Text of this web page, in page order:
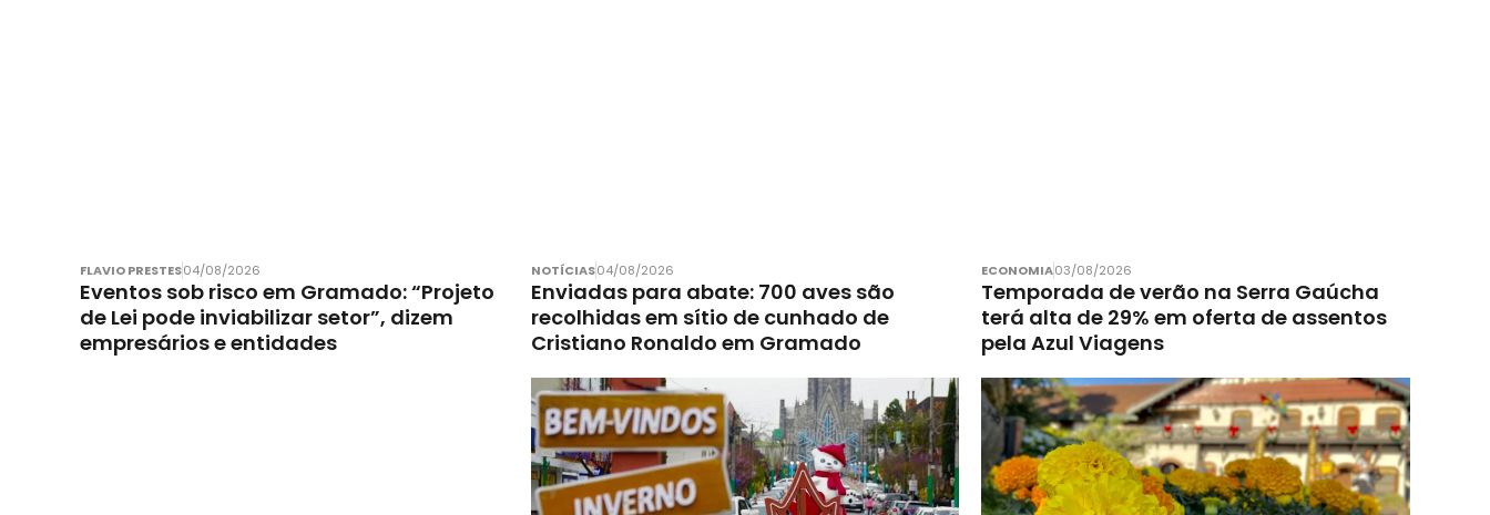
FLAVIO PRESTES04/08/2026
Eventos sob risco em Gramado: “Projeto
de Lei pode inviabilizar setor”, dizem
empresários e entidades
NOTÍCIAS04/08/2026
Enviadas para abate: 700 aves são
recolhidas em sítio de cunhado de
Cristiano Ronaldo em Gramado
ECONOMIA03/08/2026
Temporada de verão na Serra Gaúcha
terá alta de 29% em oferta de assentos
pela Azul Viagens